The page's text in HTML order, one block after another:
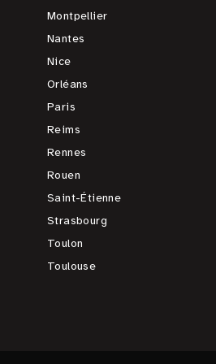
Montpellier
Nantes
Nice
Orléans
Paris
Reims
Rennes
Rouen
Saint-Étienne
Strasbourg
Toulon
Toulouse